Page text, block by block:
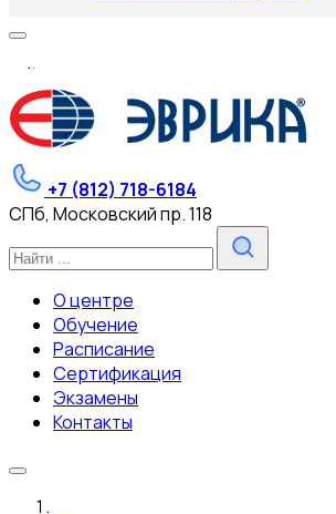
...
+7 (812) 718-6184
СПб, Московский пр. 118
О центре
Обучение
Расписание
Сертификация
Экзамены
Контакты